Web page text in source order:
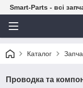
Smart-Parts - всі
Каталог
Проводка та